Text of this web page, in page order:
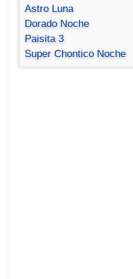
Astro Luna
Dorado Noche
Paisita 3
Super Chontico Noche